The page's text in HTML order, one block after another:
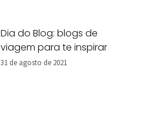
Dia do Blog: blogs de
viagem para te inspirar
31 de agosto de 2021